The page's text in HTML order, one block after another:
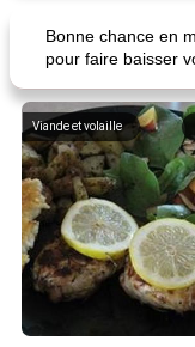
Bonne chance en
pour faire baisser
Viande et volaille